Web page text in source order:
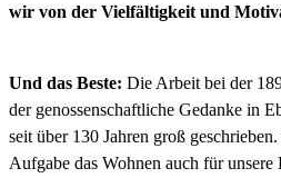
wir von der Vielfältigkeit und
Und das Beste: Die Arbeit bei der
der genossenschaftliche Gedanke in
seit über 130 Jahren groß
Aufgabe das Wohnen auch für